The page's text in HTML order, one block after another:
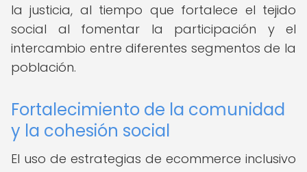
la justicia, al tiempo que fortalece el tejido
social al fomentar la participación y el
intercambio entre diferentes segmentos de la
población.
Fortalecimiento de la comunidad
y la cohesión social
El uso de estrategias de ecommerce inclusivo